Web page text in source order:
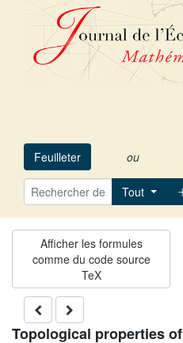
Feuilleter ou
Tout
Topological properties